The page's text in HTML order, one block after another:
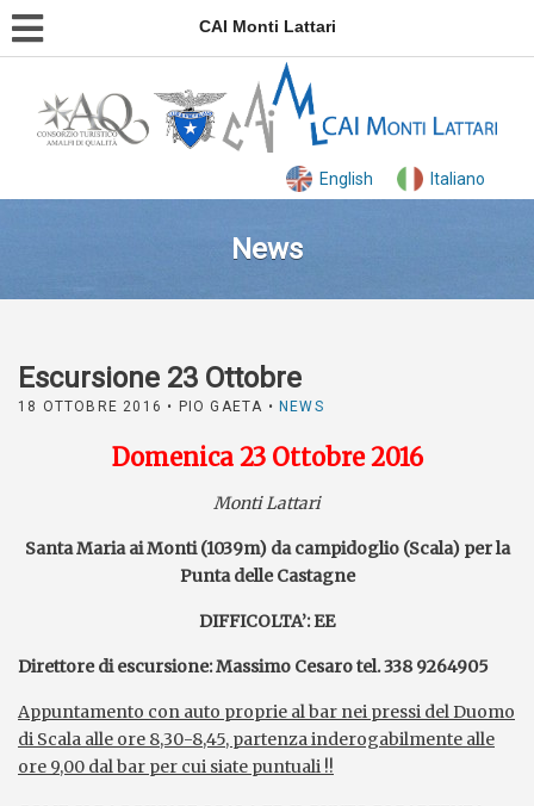
CAI Monti Lattari
English Italiano
News
Escursione 23 Ottobre
18 OTTOBRE 2016 • PIO GAETA • NEWS
Domenica 23 Ottobre 2016
Monti Lattari
Santa Maria ai Monti (1039m) da campidoglio (Scala) per la
Punta delle Castagne
DIFFICOLTA’: EE
Direttore di escursione: Massimo Cesaro tel. 338 9264905
Appuntamento con auto proprie al bar nei pressi del Duomo
di Scala alle ore 8,30-8,45, partenza inderogabilmente alle
ore 9,00 dal bar per cui siate puntuali !!